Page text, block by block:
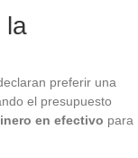
la
preferir una
el presupuesto
en efectivo para